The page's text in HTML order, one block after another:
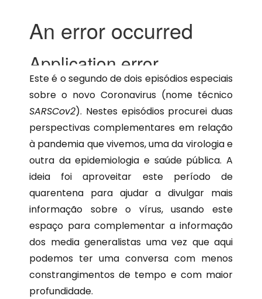
Este é osegundode dois episódios especiais
sobre o novo Coronavirus (nome técnico
SARSCov2). Nestes episódios procurei duas
perspectivas complementares em relação
à pandemia que vivemos, uma da virologia e
outra da epidemiologia e saúde pública. A
ideia foi aproveitar este período de
quarentena para ajudar a divulgar mais
informação sobre o vírus, usando este
espaço para complementar a informação
dos media generalistas uma vez que aqui
podemos ter uma conversa com menos
constrangimentos de tempo e com maior
profundidade.